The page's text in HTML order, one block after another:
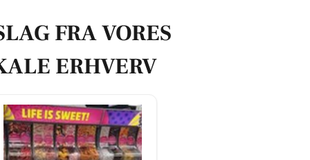
FRA VORES
ERHVERV